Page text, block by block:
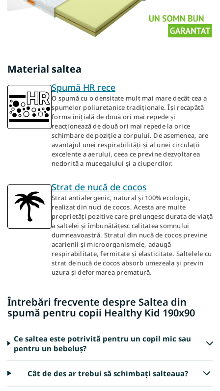
Material saltea
Spumă HR rece
O spumă cu o densitate mult mai mare decât cea a
spumelor poliuretanice tradiționale. Își recapătă
forma inițială de două ori mai repede și
reacționează de două ori mai repede la orice
schimbare de poziție a corpului. De asemenea, are
avantajul unei respirabilități și al unei circulații
excelente a aerului, ceea ce previne dezvoltarea
nedorită a mucegaiului și a ciupercilor.
Strat de nucă de cocos
Strat antialergenic, natural și 100% ecologic,
realizat din nuci de cocos. Acesta are multe
proprietăți pozitive care prelungesc durata de viață
a saltelei și îmbunătățesc calitatea somnului
dumneavoastră. Stratul din nucă de cocos previne
acarienii și microorganismele, adaugă
respirabilitate, fermitate și elasticitate. Saltelele cu
strat de nucă de cocos absorb umezeala și previn
uzura și deformarea prematură.
Întrebări frecvente despre Saltea din
spumă pentru copii Healthy Kid 190x90
Ce saltea este potrivită pentru un copil mic sau
pentru un bebeluș?
Cât de des ar trebui să schimbați salteaua?